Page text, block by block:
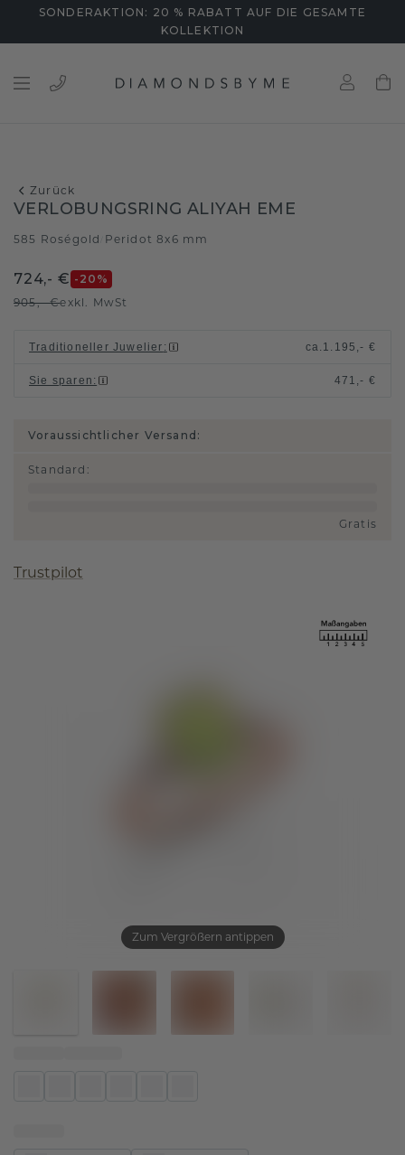
SONDERAKTION: 20 % RABATT AUF DIE GESAMTE
KOLLEKTION
Zurück
Zum Vergrößern antippen
VERLOBUNGSRING ALIYAH EME
585 Roségold Peridot 8x6 mm
724,- € -20 %
905,- €exkl. MwSt
Traditioneller Juwelier : ca. 1.195,- €
Sie sparen : 471,- €
Voraussichtlicher Versand:
Standard :
Gratis
Trustpilot